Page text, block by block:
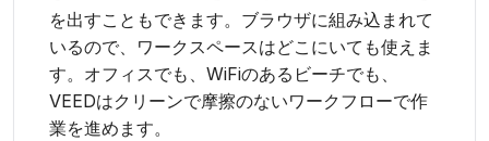
を出すこともできます。ブラウザに組み込まれて
いるので、ワークスペースはどこにいても使えま
す。オフィスでも、WiFiのあるビーチでも、
VEEDはクリーンで摩擦のないワークフローで作
業を進めます。